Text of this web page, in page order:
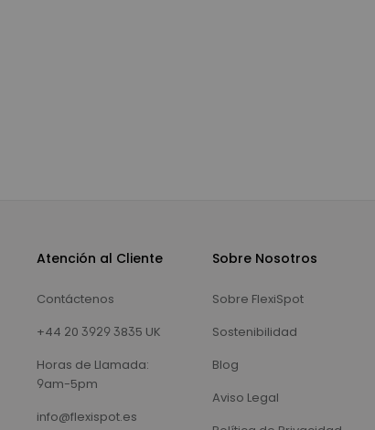
Atención al Cliente
Contáctenos
+44 20 3929 3835 UK
Horas de Llamada:
9am-5pm
info@flexispot.es
Sobre Nosotros
Sobre FlexiSpot
Sostenibilidad
Blog
Aviso Legal